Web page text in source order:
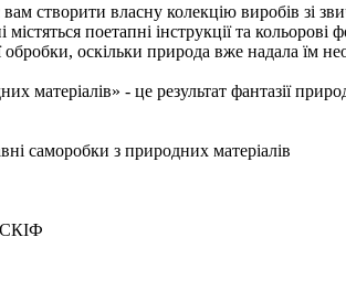
створити власну колекцію виробів зі
поетапні інструкції та
обробки, оскільки природа вже надала їм
матеріалів» - це результат фантазії
саморобки з природних матеріалів
СКІФ